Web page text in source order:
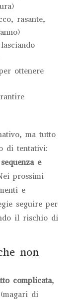
rasante,
ottenere
ma tutto
di tentativi:
e
prossimi
e
seguire per
il rischio di
non
complicata,
di